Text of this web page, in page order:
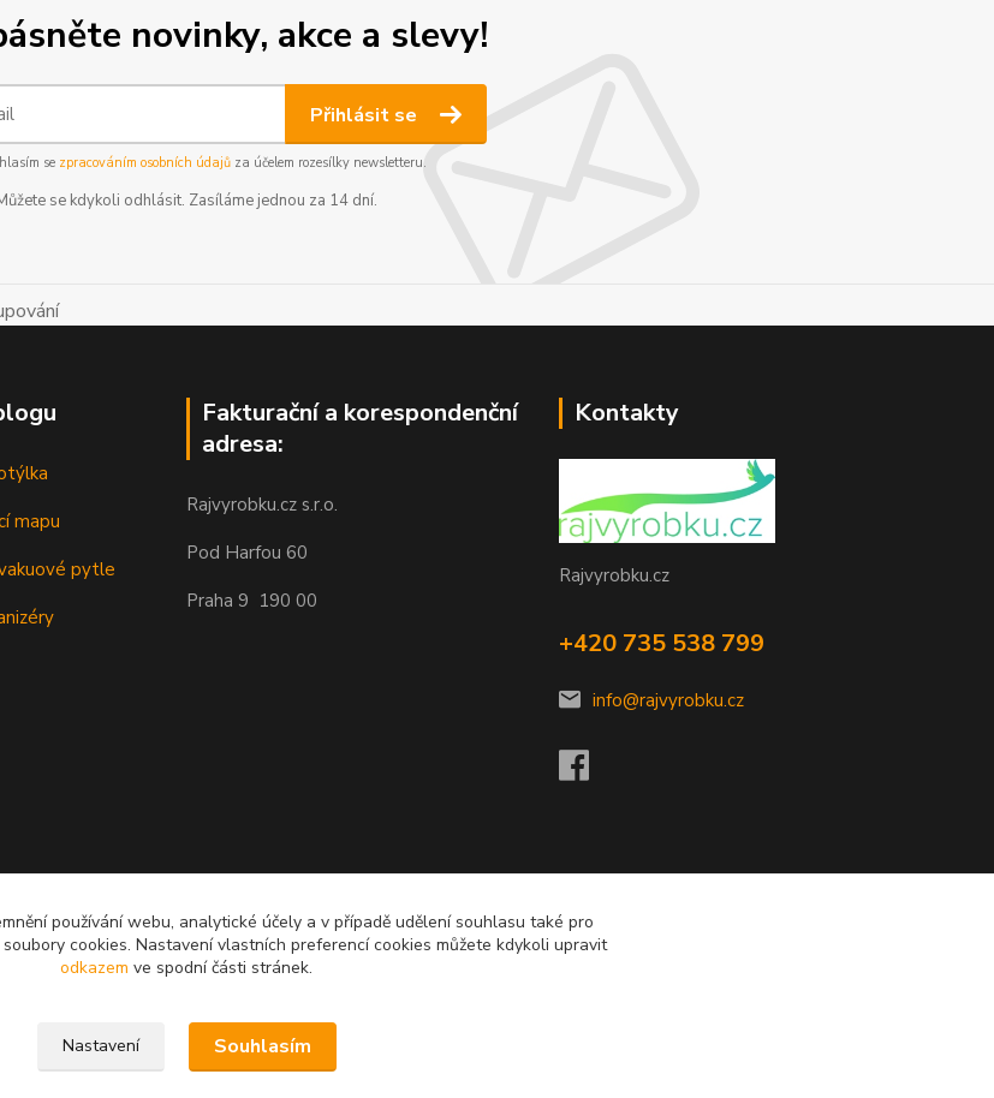
novinky, akce a slevy!
Přihlásit se
se zpracováním osobních údajůza účelem rozesílky newsletteru.
se kdykoli odhlásit. Zasíláme jednou za 14 dní.
mapu
pytle
Fakturační a korespondenční
adresa:
Rajvyrobku.cz s.r.o.
Pod Harfou 60
Praha 9 190 00
Kontakty
Rajvyrobku.cz
+420 735 538 799
info@rajvyrobku.cz
používání webu, analytické účely a v případě udělení souhlasu také pro
cookies. Nastavení vlastních preferencí cookies můžete kdykoli upravit
odkazem ve spodní části stránek.
Nastavení Souhlasím